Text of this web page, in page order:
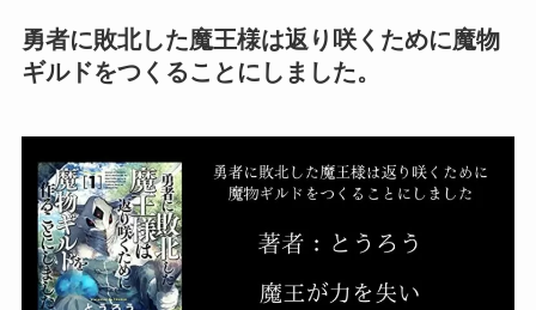
勇者に敗北した魔王様は返り咲くために魔物
ギルドをつくることにしました。